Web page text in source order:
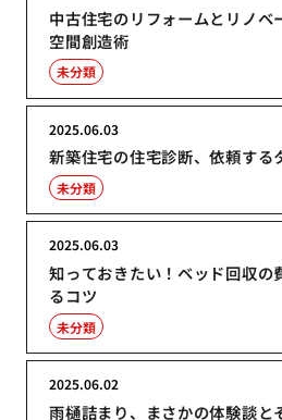
中古住宅のリフォームとリノベ
空間創造術
未分類
新築住宅の住宅診断、依頼する
2025.06.03
未分類
知っておきたい！ベッド回収の
るコツ
2025.06.03
未分類
雨樋詰まり、まさかの体験談と
2025.06.02